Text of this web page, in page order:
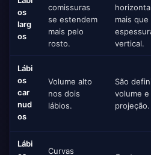
os
larg
os
comissuras
se estendem
mais pelo
rosto.
mais que
vertical.
Lábi
os
car
nud
os
Volume alto
nos dois
lábios.
São
volume e
projeção.
Lábi
Curvas